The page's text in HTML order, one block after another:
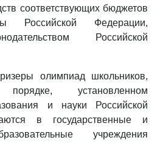
соответствующих бюджетов
Российской Федерации,
Российской
олимпиад школьников,
установленном
и науки Российской
в государственные и
учреждения